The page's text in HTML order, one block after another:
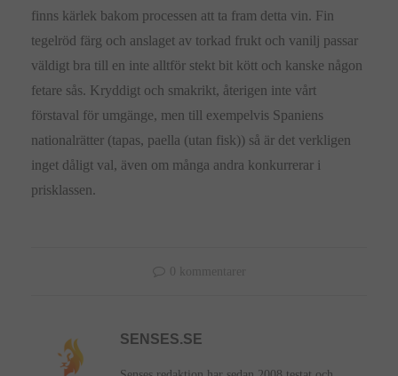
finns kärlek bakom processen att ta fram detta vin. Fin
tegelröd färg och anslaget av torkad frukt och vanilj passar
väldigt bra till en inte alltför stekt bit kött och kanske någon
fetare sås. Kryddigt och smakrikt, återigen inte vårt
förstaval för umgänge, men till exempelvis Spaniens
nationalrätter (tapas, paella (utan fisk)) så är det verkligen
inget dåligt val, även om många andra konkurrerar i
prisklassen.
0 kommentarer
SENSES.SE